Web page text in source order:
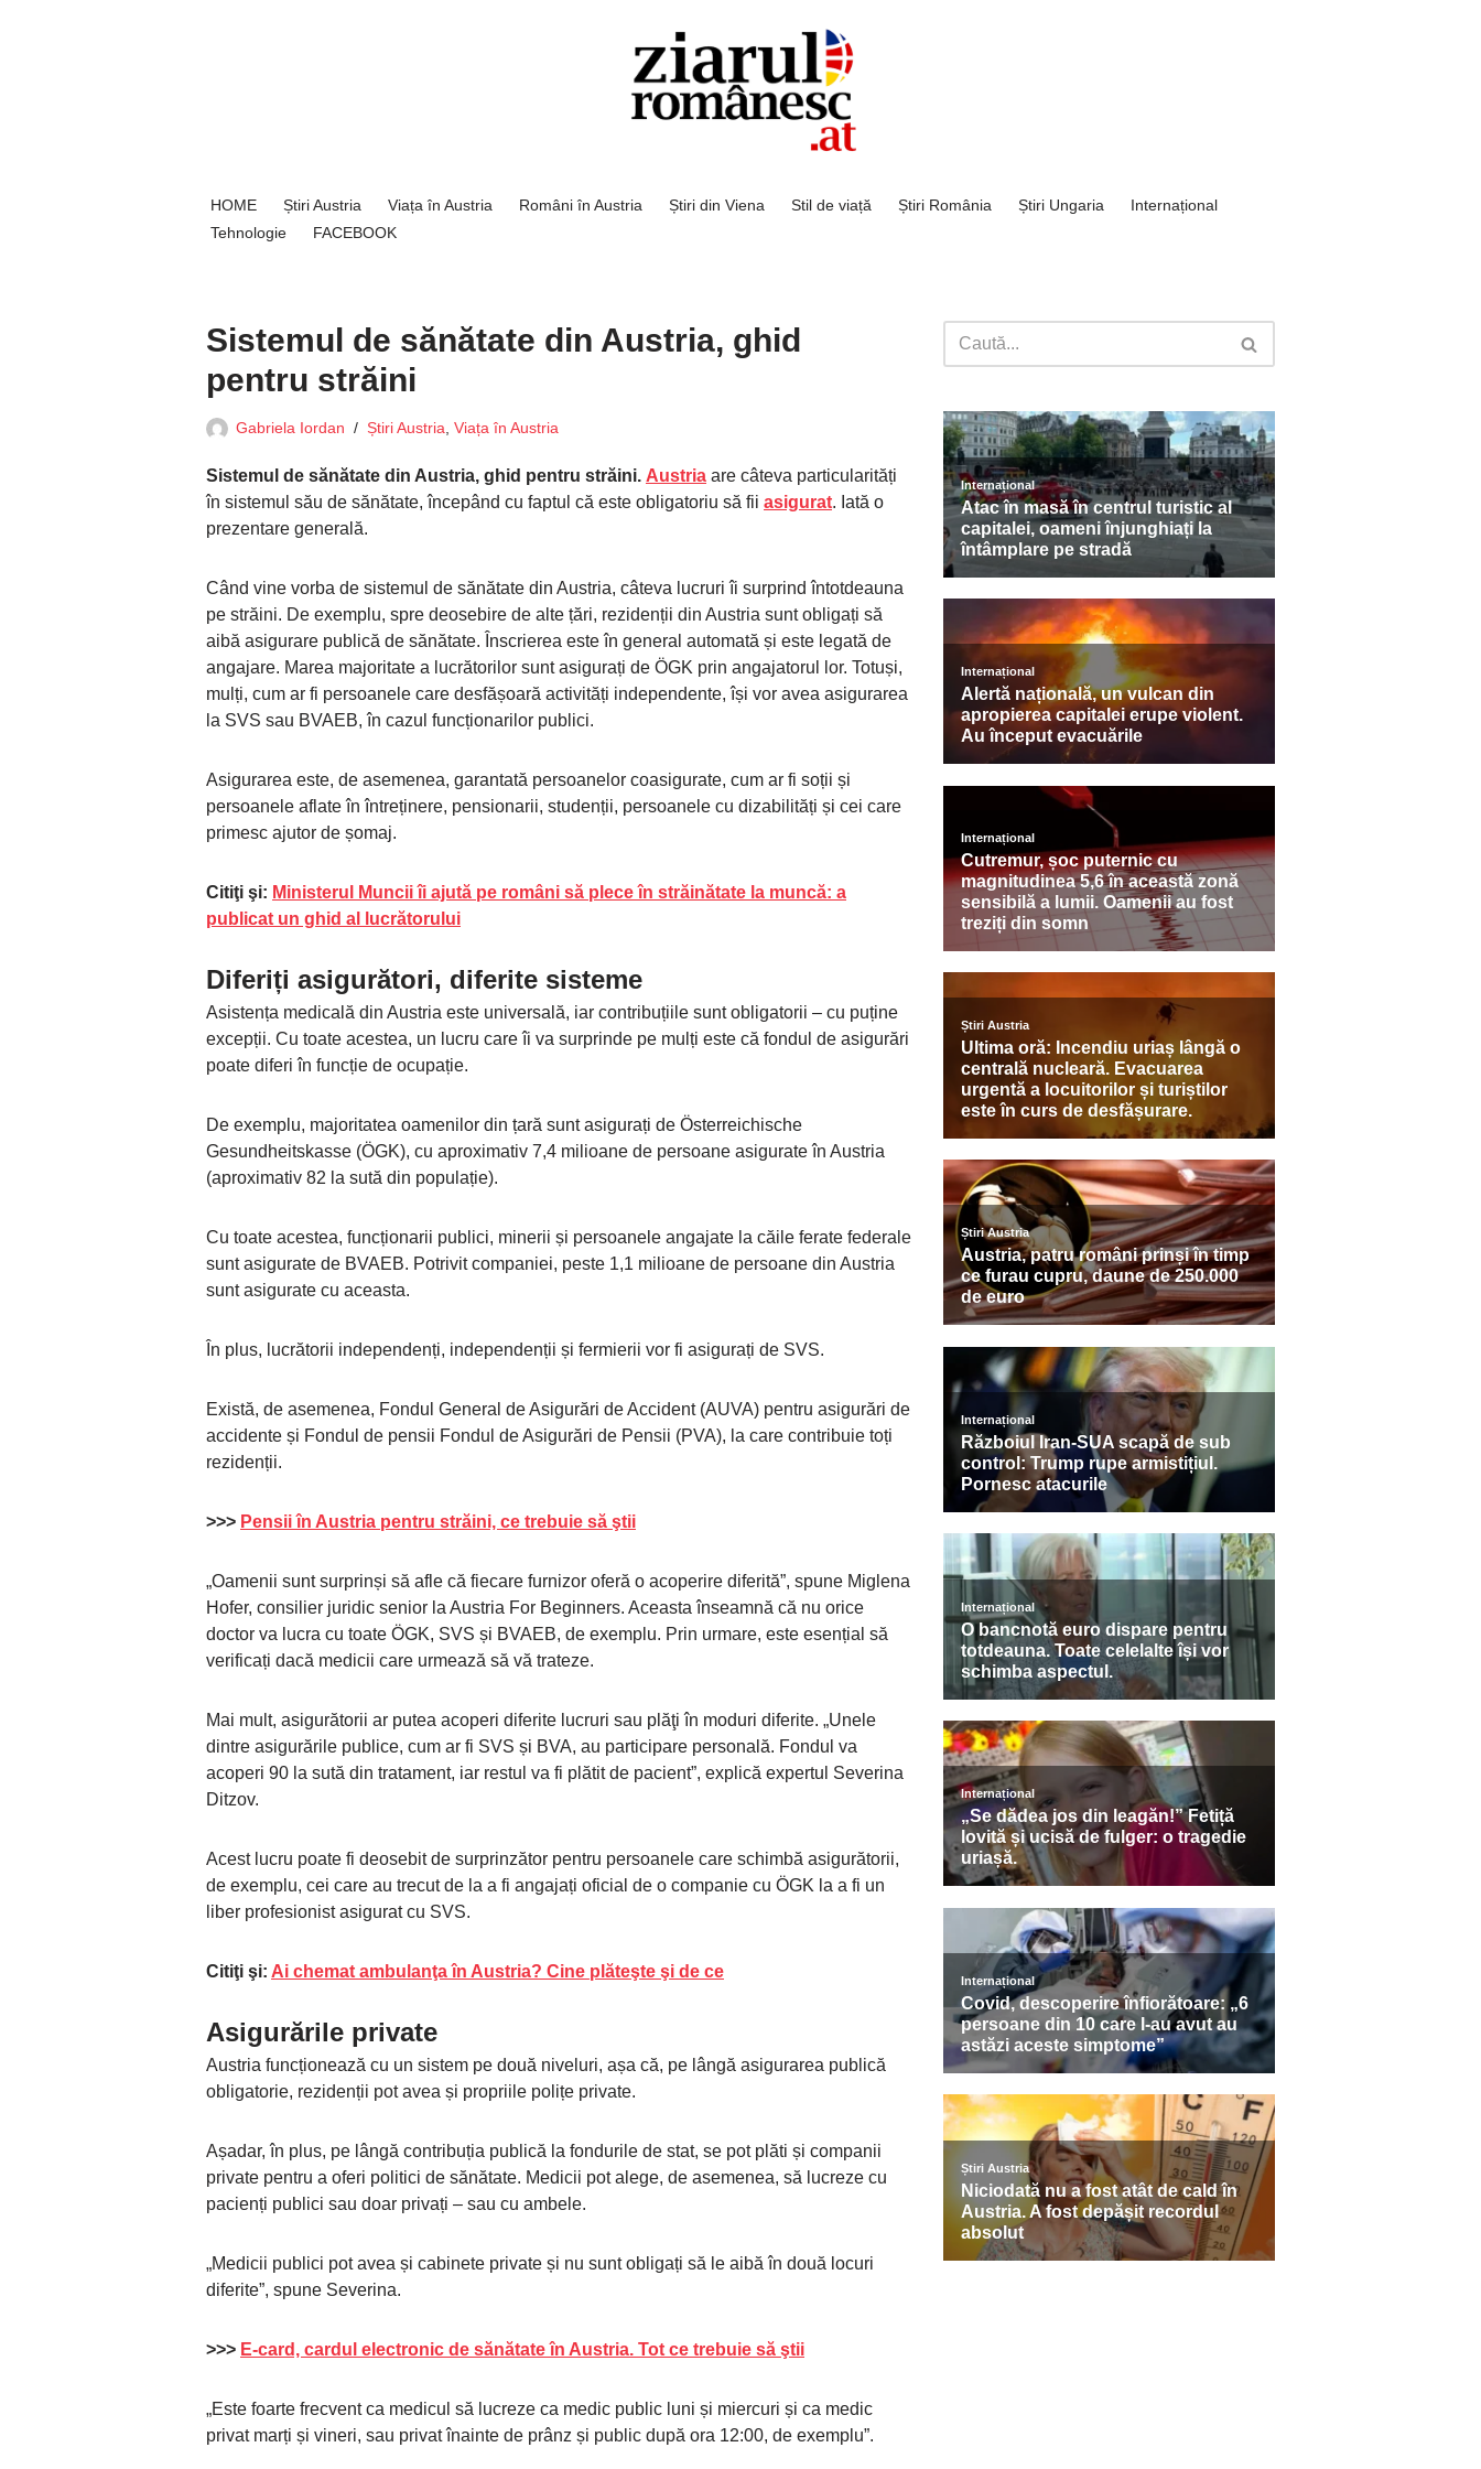
HOME Știri Austria Viața în Austria Români în Austria Știri din Viena Stil de viață Știri România Știri Ungaria
Internațional
Tehnologie
FACEBOOK
Sistemul de sănătate din Austria, ghid
pentru străini
Gabriela Iordan Știri Austria Viața în Austria
Sistemul de sănătate din Austria, ghid pentru străini. Austria are câteva particularități
în sistemul său de sănătate, începând cu faptul că este obligatoriu să fii asigurat. Iată o
prezentare generală.
Când vine vorba de sistemul de sănătate din Austria, câteva lucruri îi surprind întotdeauna
pe străini. De exemplu, spre deosebire de alte țări, rezidenții din Austria sunt obligați să
aibă asigurare publică de sănătate. Înscrierea este în general automată și este legată de
angajare. Marea majoritate a lucrătorilor sunt asigurați de ÖGK prin angajatorul lor. Totuși,
mulți, cum ar fi persoanele care desfășoară activități independente, își vor avea asigurarea
la SVS sau BVAEB, în cazul funcționarilor publici.
Asigurarea este, de asemenea, garantată persoanelor coasigurate, cum ar fi soții și
persoanele aflate în întreținere, pensionarii, studenții, persoanele cu dizabilități și cei care
primesc ajutor de șomaj.
Citiţi şi: Ministerul Muncii îi ajută pe români să plece în străinătate la muncă: a
publicat un ghid al lucrătorului
Diferiți asigurători, diferite sisteme
Asistența medicală din Austria este universală, iar contribuțiile sunt obligatorii – cu puține
excepții. Cu toate acestea, un lucru care îi va surprinde pe mulți este că fondul de asigurări
poate diferi în funcție de ocupație.
De exemplu, majoritatea oamenilor din țară sunt asigurați de Österreichische
Gesundheitskasse (ÖGK), cu aproximativ 7,4 milioane de persoane asigurate în Austria
(aproximativ 82 la sută din populație).
Cu toate acestea, funcționarii publici, minerii și persoanele angajate la căile ferate federale
sunt asigurate de BVAEB. Potrivit companiei, peste 1,1 milioane de persoane din Austria
sunt asigurate cu aceasta.
În plus, lucrătorii independenți, independenții și fermierii vor fi asigurați de SVS.
Există, de asemenea, Fondul General de Asigurări de Accident (AUVA) pentru asigurări de
accidente și Fondul de pensii Fondul de Asigurări de Pensii (PVA), la care contribuie toți
rezidenții.
>>> Pensii în Austria pentru străini, ce trebuie să ştii
„Oamenii sunt surprinși să afle că fiecare furnizor oferă o acoperire diferită”, spune Miglena
Hofer, consilier juridic senior la Austria For Beginners. Aceasta înseamnă că nu orice
doctor va lucra cu toate ÖGK, SVS și BVAEB, de exemplu. Prin urmare, este esențial să
verificați dacă medicii care urmează să vă trateze.
Mai mult, asigurătorii ar putea acoperi diferite lucruri sau plăţi în moduri diferite. „Unele
dintre asigurările publice, cum ar fi SVS și BVA, au participare personală. Fondul va
acoperi 90 la sută din tratament, iar restul va fi plătit de pacient”, explică expertul Severina
Ditzov.
Acest lucru poate fi deosebit de surprinzător pentru persoanele care schimbă asigurătorii,
de exemplu, cei care au trecut de la a fi angajați oficial de o companie cu ÖGK la a fi un
liber profesionist asigurat cu SVS.
Citiţi şi: Ai chemat ambulanţa în Austria? Cine plăteşte şi de ce
Asigurările private
Austria funcționează cu un sistem pe două niveluri, așa că, pe lângă asigurarea publică
obligatorie, rezidenții pot avea și propriile polițe private.
Așadar, în plus, pe lângă contribuția publică la fondurile de stat, se pot plăti și companii
private pentru a oferi politici de sănătate. Medicii pot alege, de asemenea, să lucreze cu
pacienți publici sau doar privați – sau cu ambele.
„Medicii publici pot avea și cabinete private și nu sunt obligați să le aibă în două locuri
diferite”, spune Severina.
>>> E-card, cardul electronic de sănătate în Austria. Tot ce trebuie să ştii
„Este foarte frecvent ca medicul să lucreze ca medic public luni și miercuri și ca medic
privat marți și vineri, sau privat înainte de prânz și public după ora 12:00, de exemplu”.